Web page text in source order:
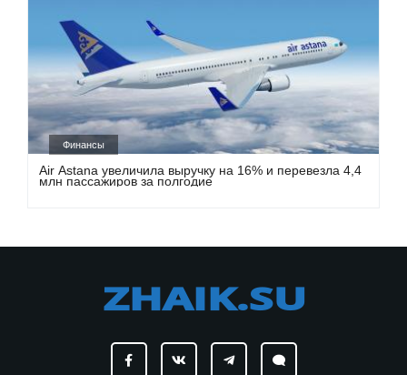
Финансы
Air Astana увеличила выручку на 16% и перевезла 4,4
млн пассажиров за полгодие